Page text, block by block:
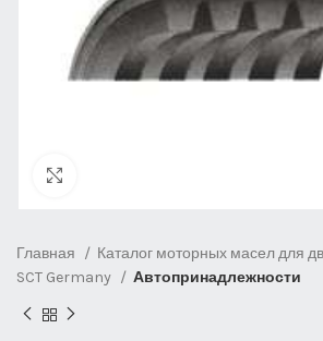
Главная
Каталог моторных масел для
SCT Germany
Автопринадлежности